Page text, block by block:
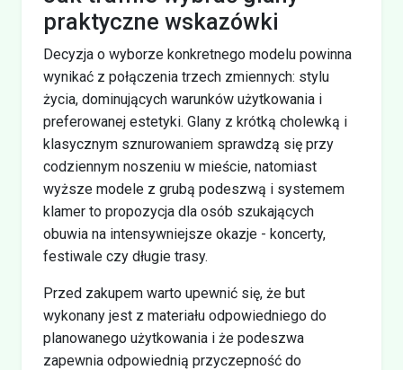
praktyczne wskazówki
Decyzja o wyborze konkretnego modelu powinna
wynikać z połączenia trzech zmiennych: stylu
życia, dominujących warunków użytkowania i
preferowanej estetyki. Glany z krótką cholewką i
klasycznym sznurowaniem sprawdzą się przy
codziennym noszeniu w mieście, natomiast
wyższe modele z grubą podeszwą i systemem
klamer to propozycja dla osób szukających
obuwia na intensywniejsze okazje - koncerty,
festiwale czy długie trasy.
Przed zakupem warto upewnić się, że but
wykonany jest z materiału odpowiedniego do
planowanego użytkowania i że podeszwa
zapewnia odpowiednią przyczepność do